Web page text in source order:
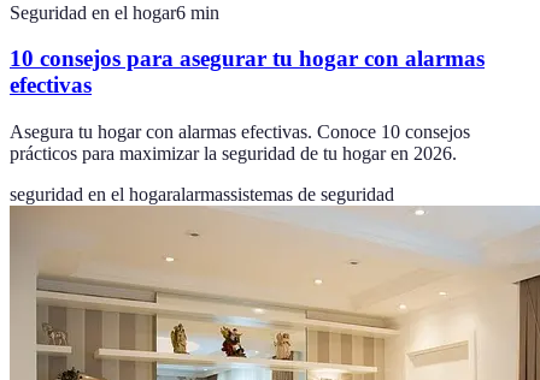
Seguridad en el hogar6 min
10 consejos para asegurar tu hogar con alarmas
efectivas
Asegura tu hogar con alarmas efectivas. Conoce 10 consejos
prácticos para maximizar la seguridad de tu hogar en 2026.
seguridad en el hogaralarmassistemas de seguridad